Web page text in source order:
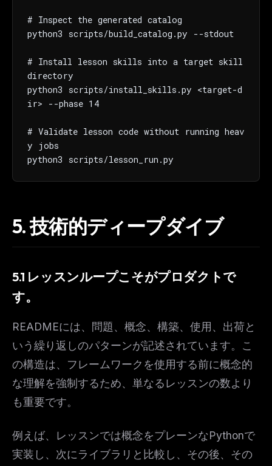
# Inspect the generated catalog
python3 scripts/build_catalog.py --stdout
# Install lesson skills into a target skill
directory
python3 scripts/install_skills.py <target-d
ir> --phase 14
# Validate lesson code without running heav
y jobs
python3 scripts/lesson_run.py
5.技術的ディープダイブ
5.1 レッスンループこそがプロダクトで
す。
READMEには、問題、概念、構築、使用、出荷と
いう繰り返しのパターンが記述されています。こ
の構造は、フレームワークを使用する前に概念的
な理解を強制するため、単なるレッスンの数より
も重要です。
例えば、レッスンでは概念をプレーンなPythonで
実装し、次にライブラリと比較し、その後、その
THIS WEEK'S DIGEST
MCP pick of the week
New agent skill drop
Rules & workflow pack
FREE NEWSLETTER